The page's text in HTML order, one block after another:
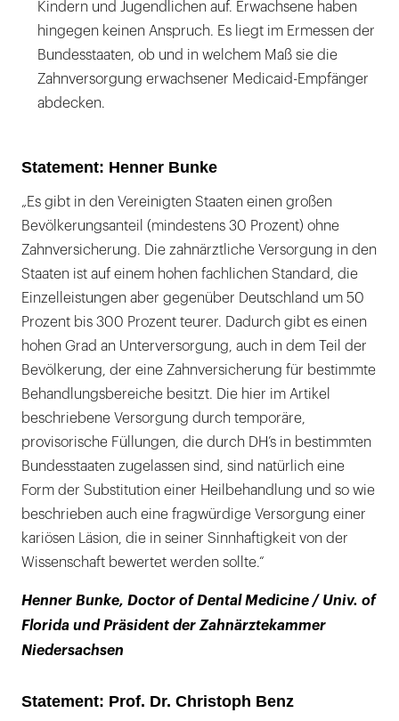
Kindern und Jugendlichen auf. Erwachsene haben
hingegen keinen Anspruch. Es liegt im Ermessen der
Bundesstaaten, ob und in welchem Maß sie die
Zahnversorgung erwachsener Medicaid-Empfänger
abdecken.
Statement: Henner Bunke
„Es gibt in den Vereinigten Staaten einen großen
Bevölkerungsanteil (mindestens 30 Prozent) ohne
Zahnversicherung. Die zahnärztliche Versorgung in den
Staaten ist auf einem hohen fachlichen Standard, die
Einzelleistungen aber gegenüber Deutschland um 50
Prozent bis 300 Prozent teurer. Dadurch gibt es einen
hohen Grad an Unterversorgung, auch in dem Teil der
Bevölkerung, der eine Zahnversicherung für bestimmte
Behandlungsbereiche besitzt. Die hier im Artikel
beschriebene Versorgung durch temporäre,
provisorische Füllungen, die durch DH’s in bestimmten
Bundesstaaten zugelassen sind, sind natürlich eine
Form der Substitution einer Heilbehandlung und so wie
beschrieben auch eine fragwürdige Versorgung einer
kariösen Läsion, die in seiner Sinnhaftigkeit von der
Wissenschaft bewertet werden sollte.“
Henner Bunke, Doctor of Dental Medicine / Univ. of
Florida und Präsident der Zahnärztekammer
Niedersachsen
Statement: Prof. Dr. Christoph Benz